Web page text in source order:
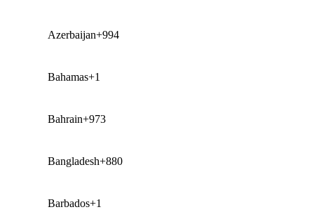
Azerbaijan+994
Bahamas+1
Bahrain+973
Bangladesh+880
Barbados+1